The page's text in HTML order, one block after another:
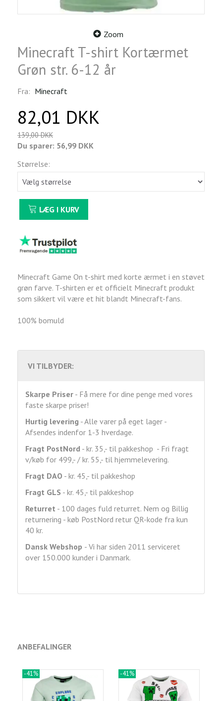
Zoom
Minecraft T-shirt Kortærmet
Grøn str. 6-12 år
Fra: Minecraft
82,01 DKK
139,00 DKK
Du sparer: 56,99 DKK
Størrelse:
LÆG I KURV
Minecraft Game On t-shirt med korte ærmet i en støvet
grøn farve. T-shirten er et officielt Minecraft produkt
som sikkert vil være et hit blandt Minecraft-fans.
100% bomuld
VI TILBYDER:
Skarpe Priser - Få mere for dine penge med vores
faste skarpe priser!
Hurtig levering - Alle varer på eget lager -
Afsendes indenfor 1-3 hverdage.
Fragt PostNord - kr. 35,- til pakkeshop - Fri fragt
v/køb for 499,- / kr. 55,- til hjemmelevering.
Fragt DAO - kr. 45,- til pakkeshop
Fragt GLS - kr. 45,- til pakkeshop
Returret - 100 dages fuld returret. Nem og Billig
returnering - køb PostNord retur QR-kode fra kun
40 kr.
Dansk Webshop - Vi har siden 2011 serviceret
over 150.000 kunder i Danmark.
ANBEFALINGER
-41% -41%